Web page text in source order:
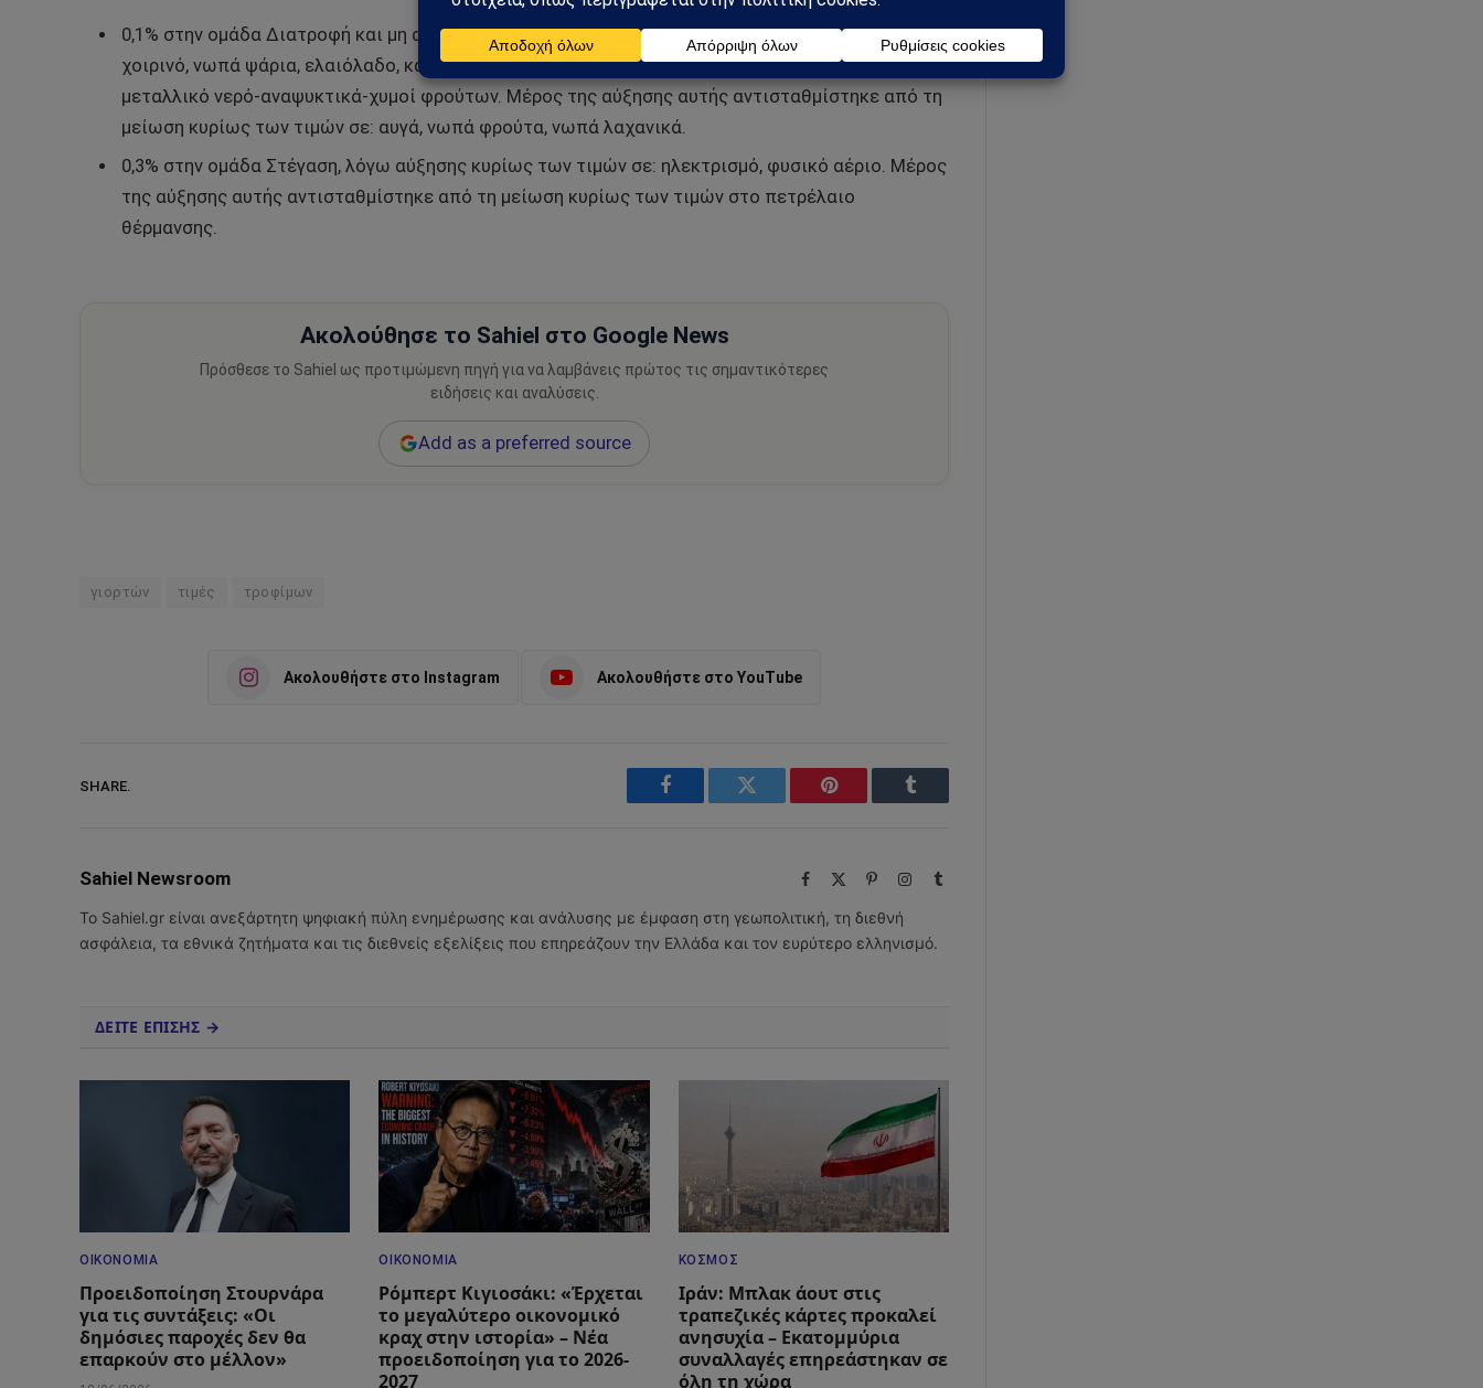
0,1% στην ομάδα Διατροφή και μη αλκοολούχα ποτά, λόγω αύξησης κυρίως των τιμών σε:
χοιρινό, νωπά ψάρια, ελαιόλαδο, κατεψυγμένα λαχανικά, ζάχαρη-σοκολάτες-γλυκά-παγωτά,
μεταλλικό νερό-αναψυκτικά-χυμοί φρούτων. Μέρος της αύξησης αυτής αντισταθμίστηκε από τη
μείωση κυρίως των τιμών σε: αυγά, νωπά φρούτα, νωπά λαχανικά.
0,3% στην ομάδα Στέγαση, λόγω αύξησης κυρίως των τιμών σε: ηλεκτρισμό, φυσικό αέριο. Μέρος
της αύξησης αυτής αντισταθμίστηκε από τη μείωση κυρίως των τιμών στο πετρέλαιο
θέρμανσης.
Ακολούθησε το Sahiel στο Google News
Πρόσθεσε το Sahiel ως προτιμώμενη πηγή για να λαμβάνεις πρώτος τις σημαντικότερες
ειδήσεις και αναλύσεις.
Add as a preferred source
γιορτών τιμές τροφίμων
Ακολουθήστε στο Instagram Ακολουθήστε στο YouTube
SHARE.
Facebook Twitter Pinterest Tumblr
Sahiel Newsroom Facebook PinterestInstagram
Tumblr
Το Sahiel.gr είναι ανεξάρτητη ψηφιακή πύλη ενημέρωσης και ανάλυσης με έμφαση στη γεωπολιτική, τη διεθνή
ασφάλεια, τα εθνικά ζητήματα και τις διεθνείς εξελίξεις που επηρεάζουν την Ελλάδα και τον ευρύτερο ελληνισμό.
ΔΕΙΤΕ ΕΠΙΣΗΣ →
ΟΙΚΟΝΟΜΊΑ
Προειδοποίηση Στουρνάρα
για τις συντάξεις: «Οι
δημόσιες παροχές δεν θα
επαρκούν στο μέλλον»
ΟΙΚΟΝΟΜΊΑ
Ρόμπερτ Κιγιοσάκι: «Έρχεται
το μεγαλύτερο οικονομικό
κραχ στην ιστορία» – Νέα
προειδοποίηση για το 2026-
2027
ΚΌΣΜΟΣ
Ιράν: Μπλακ άουτ στις
τραπεζικές κάρτες προκαλεί
ανησυχία – Εκατομμύρια
συναλλαγές επηρεάστηκαν σε
όλη τη χώρα